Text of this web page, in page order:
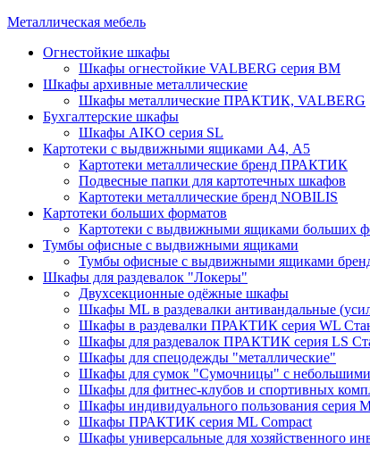
Металлическая мебель
Огнестойкие шкафы
Шкафы огнестойкие VALBERG серия BM
Шкафы архивные металлические
Шкафы металлические ПРАКТИК, VALBERG
Бухгалтерские шкафы
Шкафы AIKO серия SL
Картотеки с выдвижными ящиками А4, А5
Картотеки металлические бренд ПРАКТИК
Подвесные папки для картотечных шкафов
Картотеки металлические бренд NOBILIS
Картотеки больших форматов
Картотеки с выдвижными ящиками больших
Тумбы офисные с выдвижными ящиками
Тумбы офисные с выдвижными ящиками
Шкафы для раздевалок "Локеры"
Двухсекционные одёжные шкафы
Шкафы ML в раздевалки антивандальные
Шкафы в раздевалки ПРАКТИК серия WL
Шкафы для раздевалок ПРАКТИК серия LS
Шкафы для спецодежды "металлические"
Шкафы для сумок "Сумочницы" с небольшими
Шкафы для фитнес-клубов и спортивных
Шкафы индивидуального пользования
Шкафы ПРАКТИК серия ML Compact
Шкафы универсальные для хозяйственного